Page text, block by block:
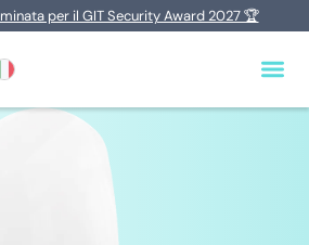
per il GIT Security Award 2027 🏆